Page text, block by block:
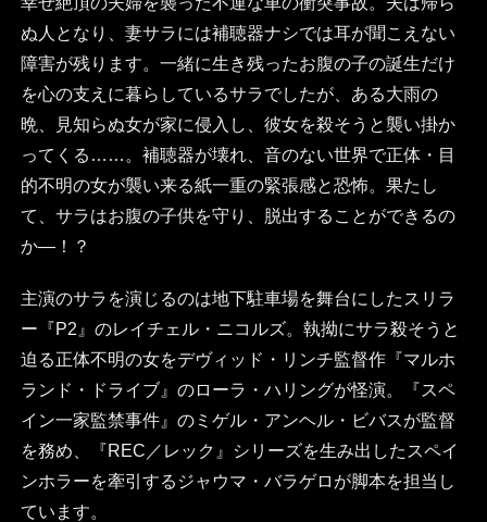
ぬ人となり、妻サラには補聴器ナシでは耳が聞こえない
障害が残ります。一緒に生き残ったお腹の子の誕生だけ
を心の支えに暮らしているサラでしたが、ある大雨の
晩、見知らぬ女が家に侵入し、彼女を殺そうと襲い掛か
ってくる……。補聴器が壊れ、音のない世界で正体・目
的不明の女が襲い来る紙一重の緊張感と恐怖。果たし
て、サラはお腹の子供を守り、脱出することができるの
か―！？
主演のサラを演じるのは地下駐車場を舞台にしたスリラ
ー『P2』のレイチェル・ニコルズ。執拗にサラ殺そうと
迫る正体不明の女をデヴィッド・リンチ監督作『マルホ
ランド・ドライブ』のローラ・ハリングが怪演。『スペ
イン一家監禁事件』のミゲル・アンヘル・ビバスが監督
を務め、『REC／レック』シリーズを生み出したスペイ
ンホラーを牽引するジャウマ・バラゲロが脚本を担当し
ています。